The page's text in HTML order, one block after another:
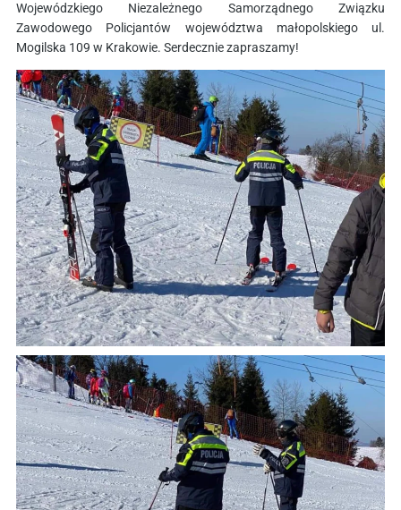
Wojewódzkiego Niezależnego Samorządnego Związku
Zawodowego Policjantów województwa małopolskiego ul.
Mogilska 109 w Krakowie. Serdecznie zapraszamy!